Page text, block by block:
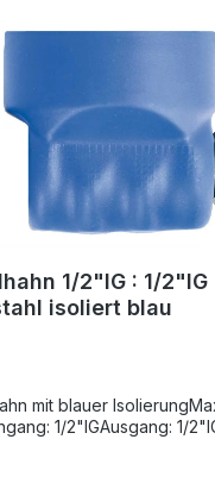
1/2"IG : 1/2"IG
isoliert blau
mit blauer
1/2"IGAusgang: 1/